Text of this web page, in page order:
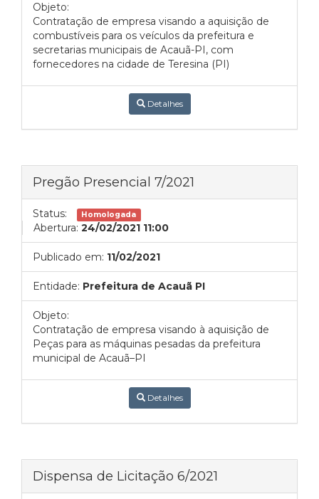
Objeto:
Contratação de empresa visando a aquisição de
combustíveis para os veículos da prefeitura e
secretarias municipais de Acauã-PI, com
fornecedores na cidade de Teresina (PI)
Detalhes
Pregão Presencial 7/2021
Status: Homologada
Abertura: 24/02/2021 11:00
Publicado em: 11/02/2021
Entidade: Prefeitura de Acauã PI
Objeto:
Contratação de empresa visando à aquisição de
Peças para as máquinas pesadas da prefeitura
municipal de Acauã–PI
Detalhes
Dispensa de Licitação 6/2021